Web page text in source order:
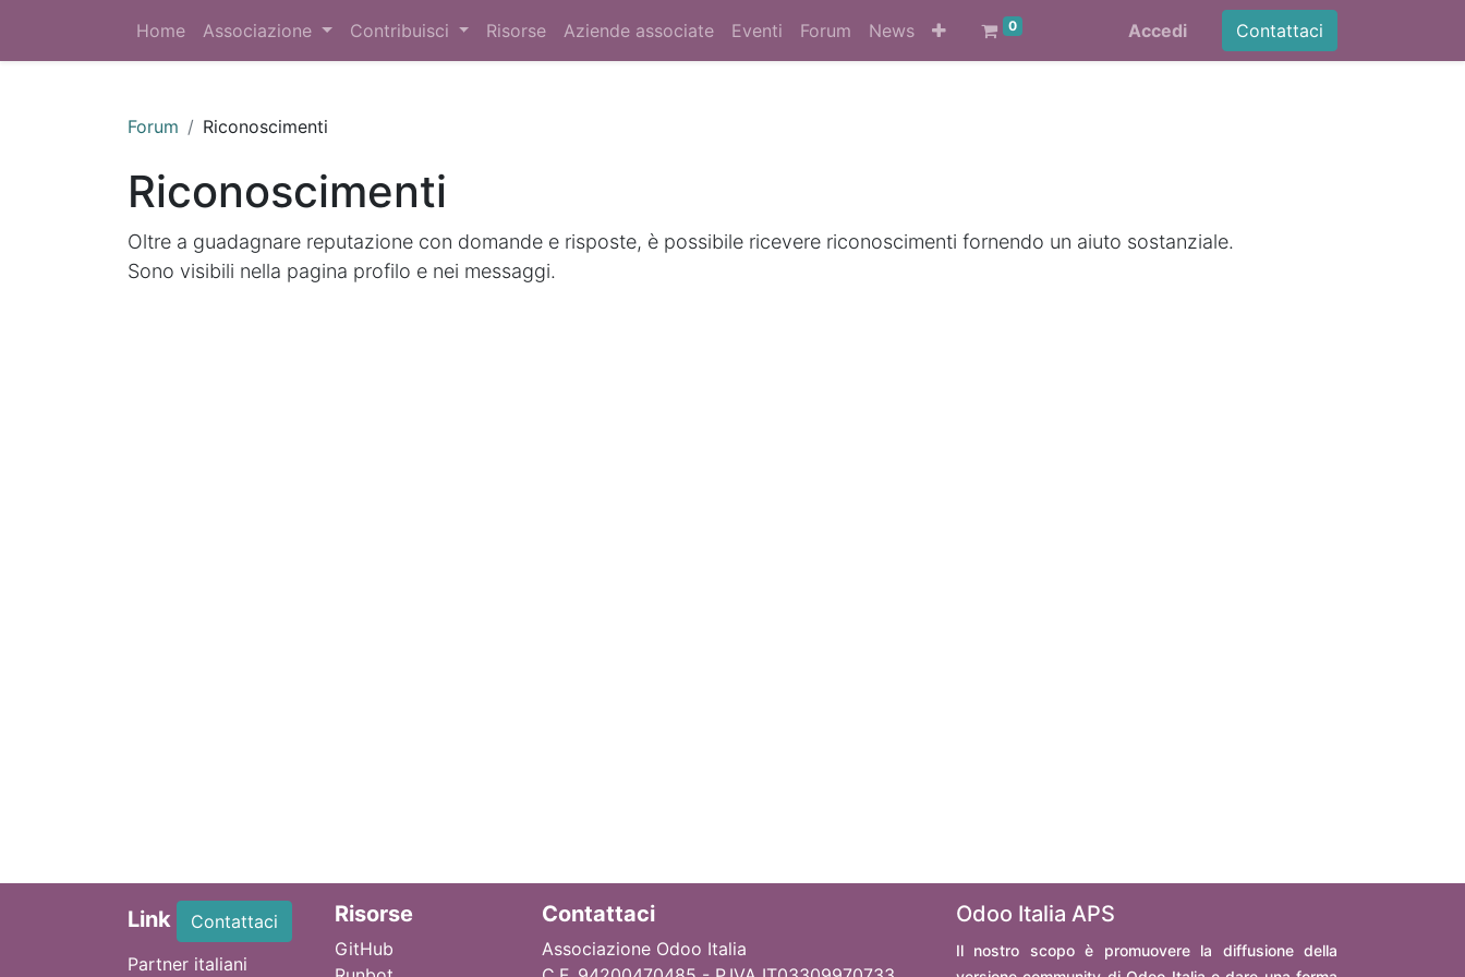
Home Associazione Contribuisci Risorse Aziende associate Eventi Forum News 0 Accedi Contattaci
Forum Riconoscimenti
Riconoscimenti
Oltre a guadagnare reputazione con domande e risposte, è possibile ricevere riconoscimenti fornendo un aiuto sostanziale.
Sono visibili nella pagina profilo e nei messaggi.
Link
Contattaci
Partner italiani
Risorse
GitHub
Contattaci
Associazione Odoo Italia
Odoo Italia APS
Il nostro scopo è promuovere la diffusione della